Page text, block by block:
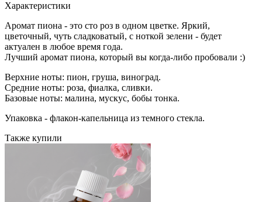
Характеристики
Аромат пиона - это сто роз в одном цветке. Яркий,
цветочный, чуть сладковатый, с ноткой зелени - будет
актуален в любое время года.
Лучший аромат пиона, который вы когда-либо пробовали :)
Верхние ноты: пион, груша, виноград.
Средние ноты: роза, фиалка, сливки.
Базовые ноты: малина, мускус, бобы тонка.
Упаковка - флакон-капельница из темного стекла.
Также купили